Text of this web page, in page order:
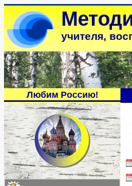
учителя,
Любим Россию!